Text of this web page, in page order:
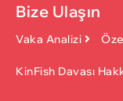
Bize Ulaşın
Vaka Analizi
KinFish Davası